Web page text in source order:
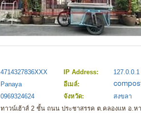
4714327836XXX IP Address:
127.0.0.1
Panaya
อีเมล์:
0969324624 จังหวัด:
สงขลา
ทาวน์เฮ้าส์ 2 ชั้น ถนน ประชาสรรค ต.คลองแห อ.ห